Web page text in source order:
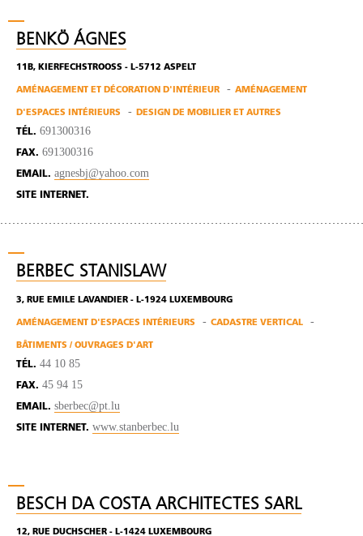
BENKÖ ÁGNES
11B, KIERFECHSTROOSS - L-5712 ASPELT
AMÉNAGEMENT ET DÉCORATION D'INTÉRIEUR AMÉNAGEMENT
D'ESPACES INTÉRIEURS DESIGN DE MOBILIER ET AUTRES
TÉL. 691300316
FAX. 691300316
EMAIL. agnesbj@yahoo.com
SITE INTERNET.
BERBEC STANISLAW
3, RUE EMILE LAVANDIER - L-1924 LUXEMBOURG
AMÉNAGEMENT D'ESPACES INTÉRIEURS CADASTRE VERTICAL
BÂTIMENTS / OUVRAGES D'ART
TÉL. 44 10 85
FAX. 45 94 15
EMAIL. sberbec@pt.lu
SITE INTERNET. www.stanberbec.lu
BESCH DA COSTA ARCHITECTES SARL
12, RUE DUCHSCHER - L-1424 LUXEMBOURG